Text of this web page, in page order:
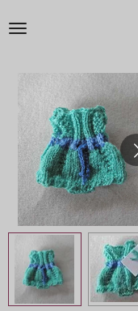
hoofdinhoud